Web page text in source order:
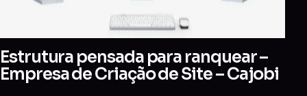
Estrutura pensada para ranquear –
Empresa de Criação de Site – Cajobi